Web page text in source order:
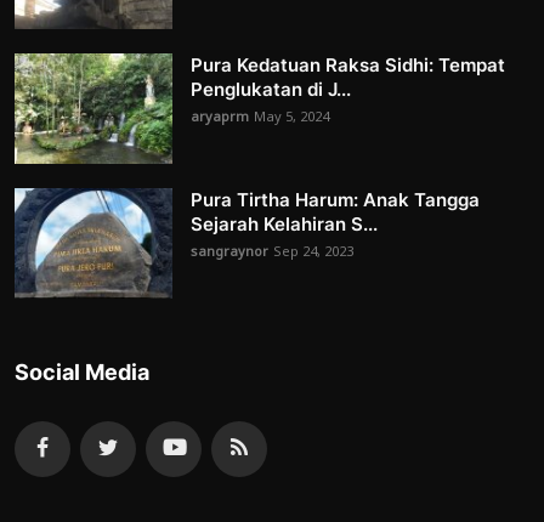
Pura Kedatuan Raksa Sidhi: Tempat
Penglukatan di J...
aryaprm May 5, 2024
Pura Tirtha Harum: Anak Tangga
Sejarah Kelahiran S...
sangraynor Sep 24, 2023
Social Media